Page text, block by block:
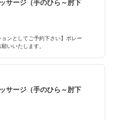
サージ（手のひら～肘下
ンとしてご予約下さい】ポレー
いいたします。
サージ（手のひら～肘下